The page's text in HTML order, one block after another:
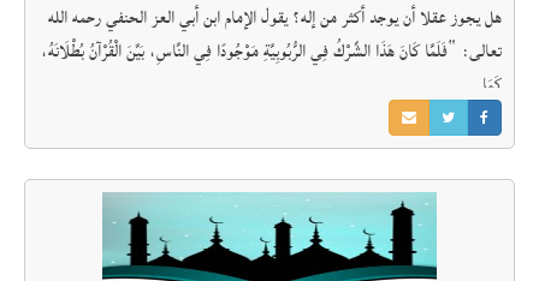
هل يجوز عقلا أن يوجد أكثر من إله؟ يقول الإمام ابن أبي العز الحنفي رحمه الله
تعالى: “فَلَمَّا كَانَ هَذَا الشِّرْكُ فِي الرُّبُوبِيَّةِ مَوْجُودًا فِي النَّاسِ، بَيَّنَ الْقُرْآنُ بُطْلَانَهُ،
كَمَا